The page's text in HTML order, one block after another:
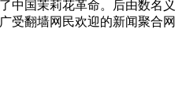
中国茉莉花革命。后由数名义
受翻墙网民欢迎的新闻聚合网